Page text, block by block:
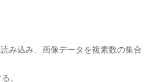
み込み、画像データを複素数の集合
。